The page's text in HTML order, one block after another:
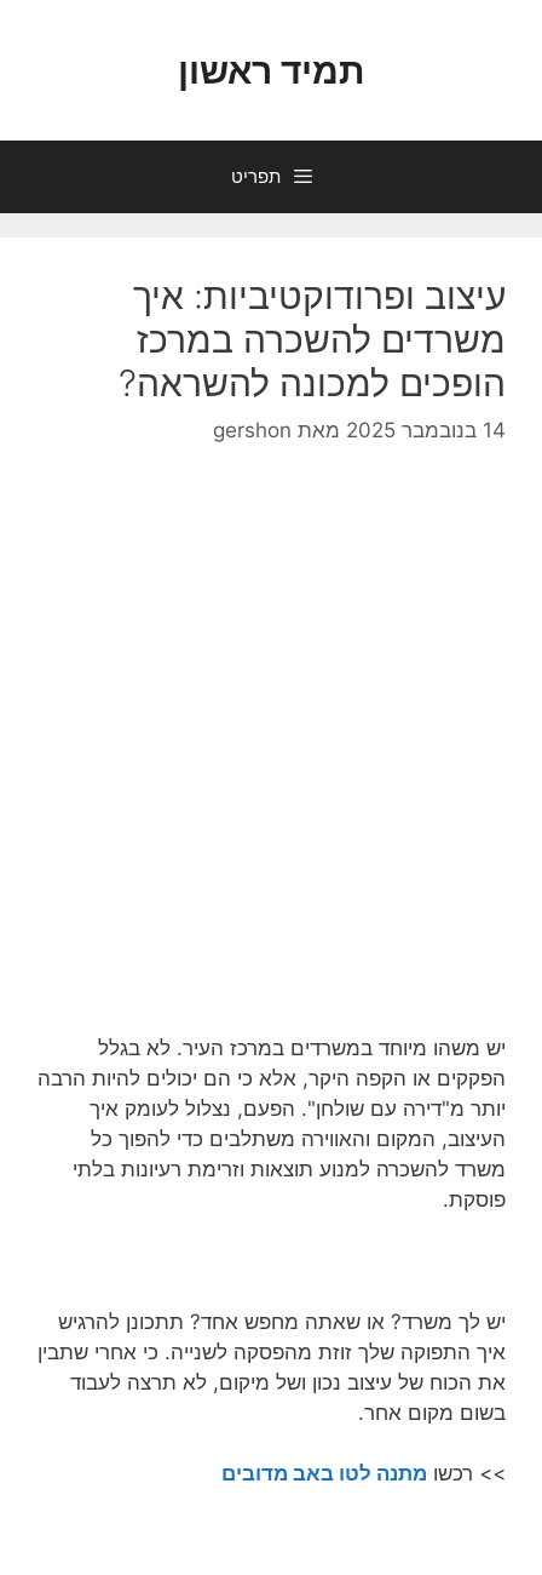
תמיד ראשון
תפריט
עיצוב ופרודוקטיביות: איך
משרדים להשכרה במרכז
הופכים למכונה להשראה?
14 בנובמבר 2025 מאת gershon
יש משהו מיוחד במשרדים במרכז העיר. לא בגלל
הפקקים או הקפה היקר, אלא כי הם יכולים להיות הרבה
יותר מ"דירה עם שולחן". הפעם, נצלול לעומק איך
העיצוב, המקום והאווירה משתלבים כדי להפוך כל
משרד להשכרה למנוע תוצאות וזרימת רעיונות בלתי
פוסקת.
יש לך משרד? או שאתה מחפש אחד? תתכונן להרגיש
איך התפוקה שלך זוזת מהפסקה לשנייה. כי אחרי שתבין
את הכוח של עיצוב נכון ושל מיקום, לא תרצה לעבוד
בשום מקום אחר.
>> רכשו מתנה לטו באב מדובים